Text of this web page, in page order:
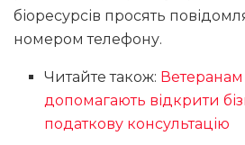
біоресурсів просять
номером телефону.
Читайте також:
допомагають відкрити
податкову консультацію